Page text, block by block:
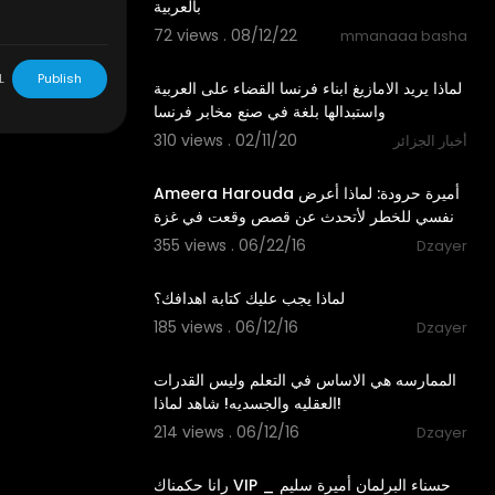
بالعربية
72 views . 08/12/22
mmanaaa basha
لماذا يريد الامازيغ ابناء فرنسا القضاء على العربية
واستبدالها بلغة في صنع مخابر فرنسا
310 views . 02/11/20
أخبار الجزائر
Ameera Harouda أميرة حرودة: لماذا أعرض
نفسي للخطر لأتحدث عن قصص وقعت في غزة
355 views . 06/22/16
Dzayer
لماذا يجب عليك كتابة اهدافك؟
185 views . 06/12/16
Dzayer
الممارسه هي الاساس في التعلم وليس القدرات
العقليه والجسديه! شاهد لماذا!
214 views . 06/12/16
Dzayer
رانا حكمناك VIP _ حسناء البرلمان أميرة سليم
Publish